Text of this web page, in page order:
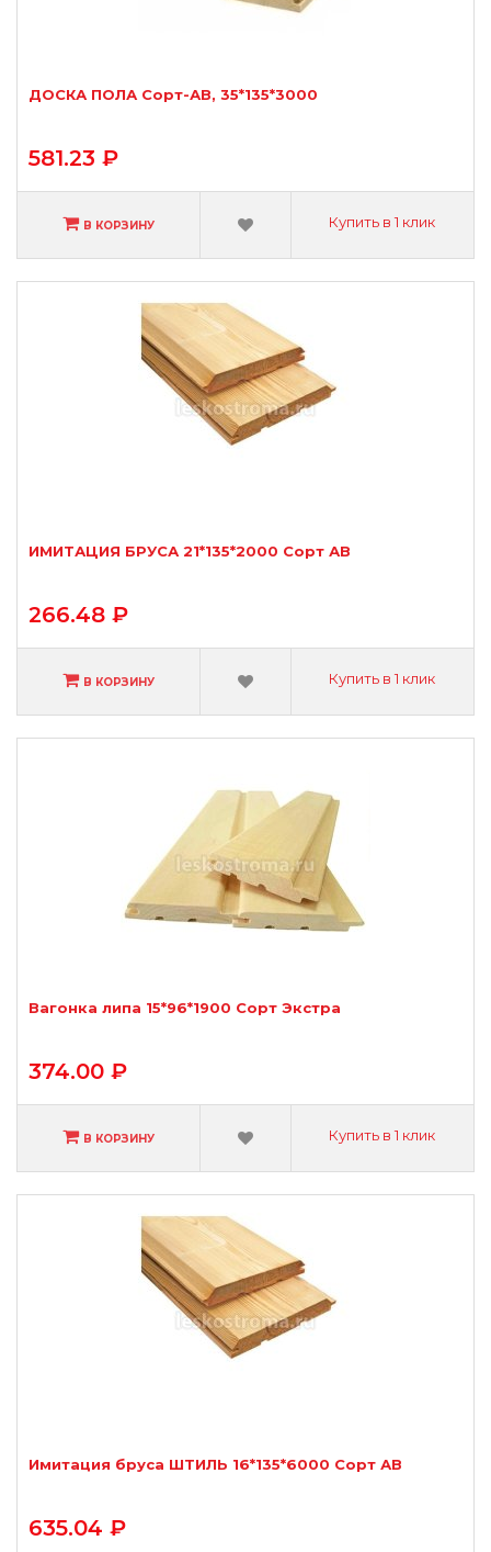
ДОСКА ПОЛА Сорт-АВ, 35*135*3000
581.23 ₽
В КОРЗИНУ Купить в 1 клик
ИМИТАЦИЯ БРУСА 21*135*2000 Сорт АВ
266.48 ₽
В КОРЗИНУ Купить в 1 клик
Вагонка липа 15*96*1900 Сорт Экстра
374.00 ₽
В КОРЗИНУ Купить в 1 клик
Имитация бруса ШТИЛЬ 16*135*6000 Сорт АВ
635.04 ₽